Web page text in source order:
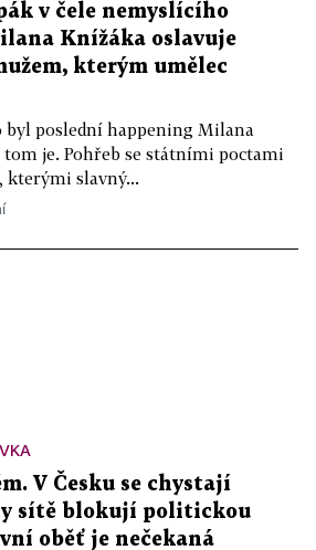
v čele nemyslícího
Knížáka oslavuje
kterým umělec
poslední happening Milana
tom je. Pohřeb se státními poctami
kterými slavný...
V Česku se chystají
sítě blokují politickou
oběť je nečekaná